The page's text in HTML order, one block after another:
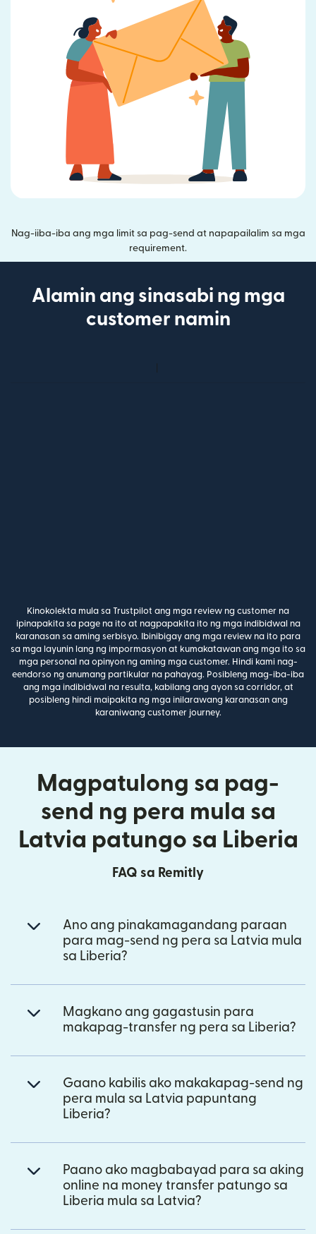
Nag-iiba-iba ang mga limit sa pag-send at napapailalim sa mga
requirement.
Alamin ang sinasabi ng mga
customer namin
Kinokolekta mula sa Trustpilot ang mga review ng customer na
ipinapakita sa page na ito at nagpapakita ito ng mga indibidwal na
karanasan sa aming serbisyo. Ibinibigay ang mga review na ito para
sa mga layunin lang ng impormasyon at kumakatawan ang mga ito sa
mga personal na opinyon ng aming mga customer. Hindi kami nag-
eendorso ng anumang partikular na pahayag. Posibleng mag-iba-iba
ang mga indibidwal na resulta, kabilang ang ayon sa corridor, at
posibleng hindi maipakita ng mga inilarawang karanasan ang
karaniwang customer journey.
Magpatulong sa pag-
send ng pera mula sa
Latvia patungo sa Liberia
FAQ sa Remitly
Ano ang pinakamagandang paraan
para mag-send ng pera sa Latvia mula
sa Liberia?
Magkano ang gagastusin para
makapag-transfer ng pera sa Liberia?
Gaano kabilis ako makakapag-send ng
pera mula sa Latvia papuntang
Liberia?
Paano ako magbabayad para sa aking
online na money transfer patungo sa
Liberia mula sa Latvia?